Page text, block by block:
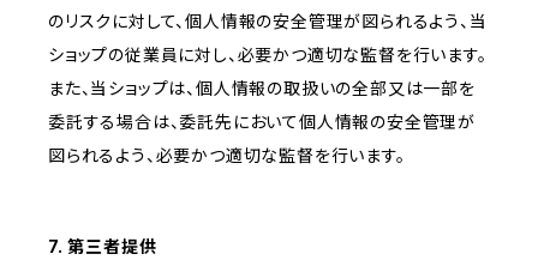
のリスクに対して、個人情報の安全管理が図られるよう、当
ショップの従業員に対し、必要かつ適切な監督を行います。
また、当ショップは、個人情報の取扱いの全部又は一部を
委託する場合は、委託先において個人情報の安全管理が
図られるよう、必要かつ適切な監督を行います。
7. 第三者提供